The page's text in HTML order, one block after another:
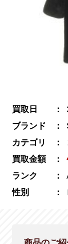
買取日
ブランド
カテゴリ
買取金額
ランク
性別